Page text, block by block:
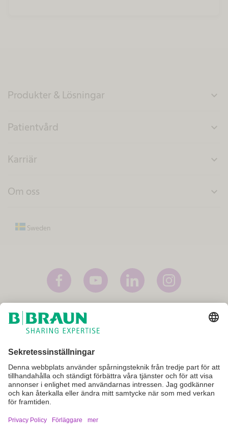
Produkter & Lösningar expand_more
Patientvård expand_more
Karriär expand_more
Om oss expand_more
Sweden
Användarvillkor
Privacy Policy
Cookie inställningar
Dessa internetsidor är avsedda att ge allmän information om B. Braun,